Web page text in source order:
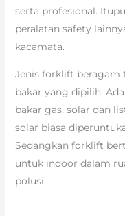
serta profesional.
peralatan safety
kacamata.
Jenis forklift beragam
bakar yang dipilih.
bakar gas, solar dan
solar biasa
Sedangkan forklift
untuk indoor dalam
polusi.